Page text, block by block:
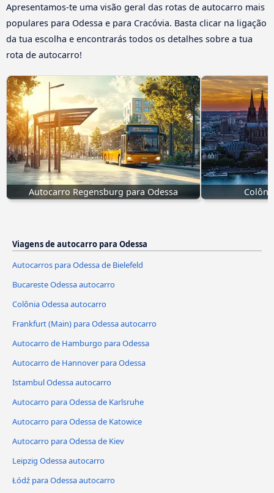
Apresentamos-te uma visão geral das rotas de autocarro mais
populares para Odessa e para Cracóvia. Basta clicar na ligação
da tua escolha e encontrarás todos os detalhes sobre a tua
rota de autocarro!
Autocarro Regensburg para Odessa
Viagens de autocarro para Odessa
Autocarros para Odessa de Bielefeld
Bucareste Odessa autocarro
Colônia Odessa autocarro
Frankfurt (Main) para Odessa autocarro
Autocarro de Hamburgo para Odessa
Autocarro de Hannover para Odessa
Istambul Odessa autocarro
Autocarro para Odessa de Karlsruhe
Autocarro para Odessa de Katowice
Autocarro para Odessa de Kiev
Leipzig Odessa autocarro
Łódź para Odessa autocarro